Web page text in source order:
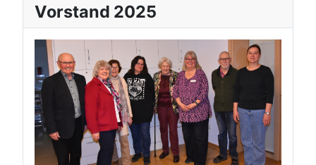
Vorstand 2025